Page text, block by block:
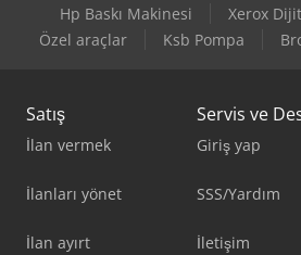
Hp Baskı Makinesi
Xerox
Özel araçlar
Ksb Pompa
Satış
İlan vermek
İlanları yönet
İlan ayırt
Servis ve
Giriş yap
SSS/Yardım
İletişim